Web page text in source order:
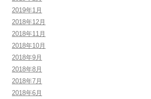
2019年1月
2018年12月
2018年11月
2018年10月
2018年9月
2018年8月
2018年7月
2018年6月